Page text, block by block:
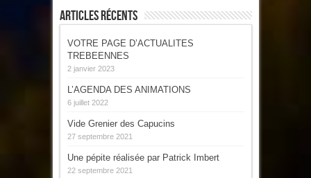
Articles Récents
VOTRE PAGE D’ACTUALITES
TREBEENNES
2 janvier 2023
L’AGENDA DES ANIMATIONS
6 juillet 2022
Vide Grenier des Capucins
27 septembre 2021
Une pépite réalisée par Patrick Imbert
22 septembre 2021